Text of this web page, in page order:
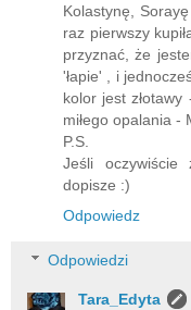
Kolastynę,
raz pierwszy
przyznać, że
'łapie' , i
kolor jest
miłego opalania -
P.S.
Jeśli oczywiście
dopisze :)
Odpowiedz
Odpowiedzi
Tara_Edyta